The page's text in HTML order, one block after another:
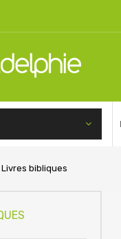
Livres bibliques